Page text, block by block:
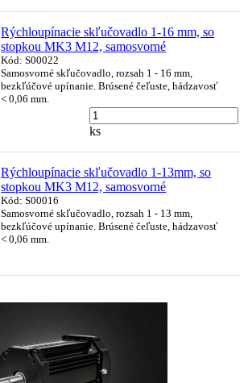
Rýchloupínacie skľučovadlo 1-16 mm, so
stopkou MK3 M12, samosvorné
Kód: S00022
Samosvorné skľučovadlo, rozsah 1 - 16 mm,
bezkľúčové upínanie. Brúsené čeľuste, hádzavosť
< 0,06 mm.
ks
Rýchloupínacie skľučovadlo 1-13mm, so
stopkou MK3 M12, samosvorné
Kód: S00016
Samosvorné skľučovadlo, rozsah 1 - 13 mm,
bezkľúčové upínanie. Brúsené čeľuste, hádzavosť
< 0,06 mm.